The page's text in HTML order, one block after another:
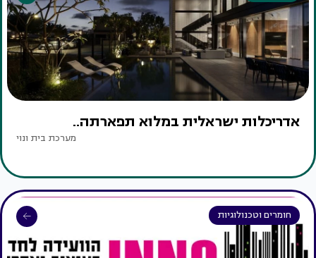
אדריכלות ישראלית במלוא תפארתה..
מערכת בית ונוי
חומרים וטכנולוגיות